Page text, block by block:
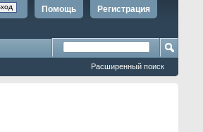
Регистрация
Помощь
Расширенный поиск